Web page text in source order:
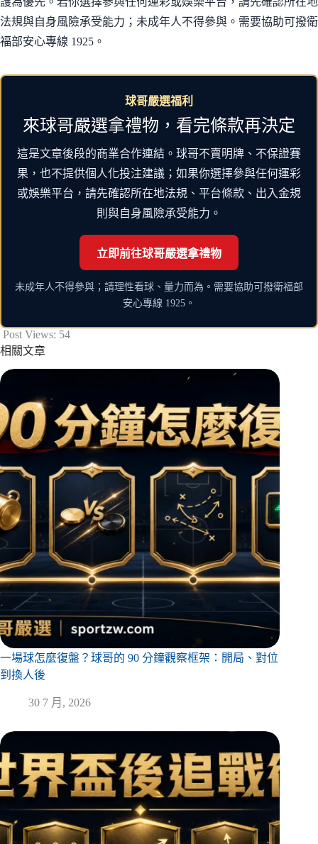
法規與自身風險承受能力；未成年人不得參與。需要協助可撥衛
福部安心專線 1925。
球哥嚴選福利
來球哥嚴選拿禮物，看完條款再決定
這是文章後段的商業合作連結。球哥不賣明牌、不保證賽
果，也不提供個人化投注建議；如果你選擇參與任何運彩
或娛樂平台，請先確認所在地法規、平台條款、出入金規
則與自身風險承受能力。
立即前往球哥嚴選拿禮物
未成年人不得參與；請理性看球、量力而為。需要協助可撥衛福部
安心專線 1925。
Post Views: 54
相關文章
一場球怎麼復盤？球哥的 90 分鐘觀察框架：開局、對位
到換人後
30 7 月, 2026